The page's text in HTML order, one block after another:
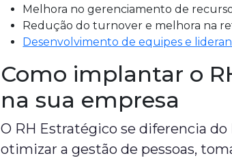
Melhora no gerenciamento de
Redução do turnover e melhora na
Desenvolvimento de equipes e
Como implantar o
na sua empresa
O RH Estratégico se diferencia do
otimizar a gestão de pessoas,